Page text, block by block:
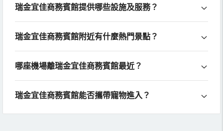
瑞金宜佳商務賓館提供哪些設施及服務？
瑞金宜佳商務賓館附近有什麼熱門景點？
哪座機場離瑞金宜佳商務賓館最近？
瑞金宜佳商務賓館能否攜帶寵物進入？